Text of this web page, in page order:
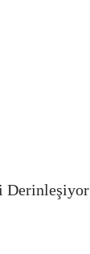
Derinleşiyor